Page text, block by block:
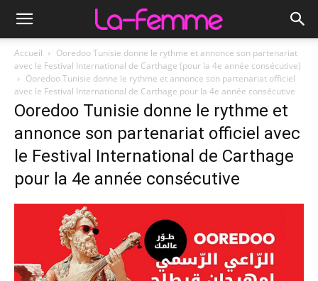
Accueil
Ooredoo Tunisie donne le rythme et annonce son partenariat
avec le Festival International de Carthage (pour la 4e année consécutive)
Ooredoo Tunisie donne le rythme et annonce son partenariat officiel
avec le Festival International de Carthage pour la 4e année consécutive
Ooredoo Tunisie donne le rythme et
annonce son partenariat officiel avec
le Festival International de Carthage
pour la 4e année consécutive